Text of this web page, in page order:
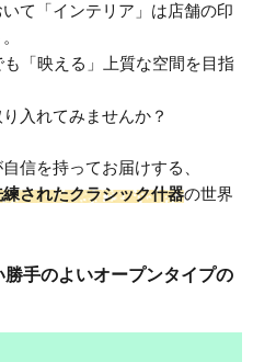
て「インテリア」は店舗の印
「映える」上質な空間を目指
入れてみませんか？
信を持ってお届けする、
されたクラシック什器の世界
手のよいオープンタイプの